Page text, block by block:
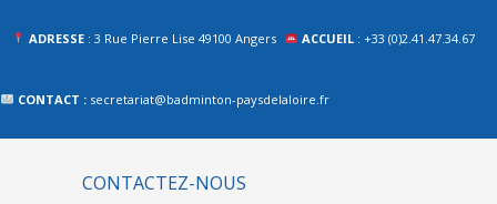
ADRESSE : 3 Rue Pierre Lise 49100 Angers ACCUEIL : +33 (0)2.41.47.34.67
CONTACT : secretariat@badminton-paysdelaloire.fr
CONTACTEZ-NOUS